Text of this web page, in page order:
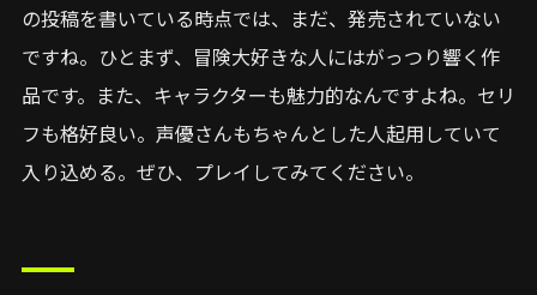
の投稿を書いている時点では、まだ、発売されていない
ですね。ひとまず、冒険大好きな人にはがっつり響く作
品です。また、キャラクターも魅力的なんですよね。セリ
フも格好良い。声優さんもちゃんとした人起用していて
入り込める。ぜひ、プレイしてみてください。